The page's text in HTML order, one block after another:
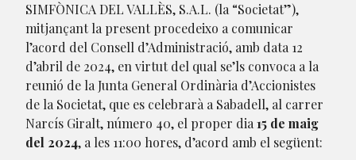
SIMFÒNICA DEL VALLÈS, S.A.L. (la “Societat”),
mitjançant la present procedeixo a comunicar
l’acord del Consell d’Administració, amb data 12
d’abril de 2024, en virtut del qual se’ls convoca a la
reunió de la Junta General Ordinària d’Accionistes
de la Societat, que es celebrarà a Sabadell, al carrer
Narcís Giralt, número 40, el proper dia 15 de maig
del 2024, a les 11:00 hores, d’acord amb el següent: